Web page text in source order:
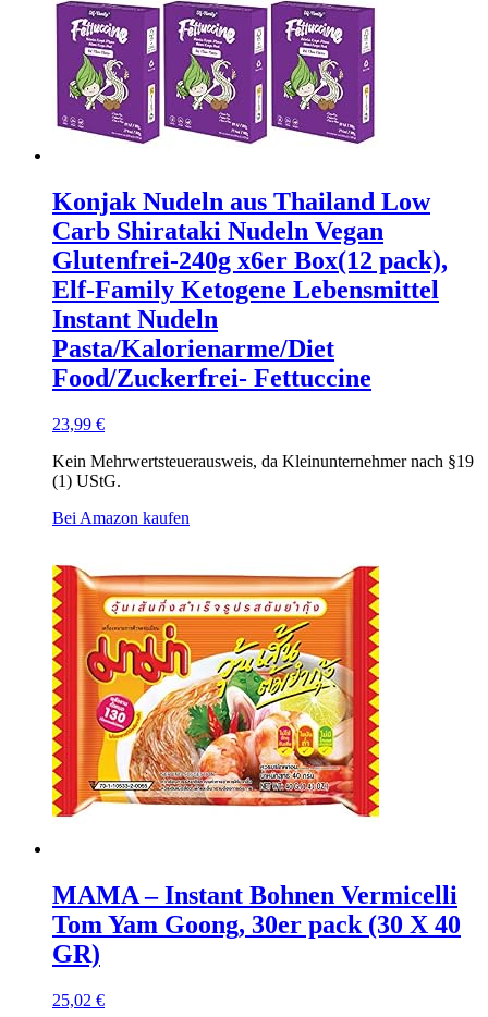
Konjak Nudeln aus Thailand Low
Carb Shirataki Nudeln Vegan
Glutenfrei-240g x6er Box(12 pack),
Elf-Family Ketogene Lebensmittel
Instant Nudeln
Pasta/Kalorienarme/Diet
Food/Zuckerfrei- Fettuccine
23,99 €
Kein Mehrwertsteuerausweis, da Kleinunternehmer nach §19
(1) UStG.
Bei Amazon kaufen
MAMA – Instant Bohnen Vermicelli
Tom Yam Goong, 30er pack (30 X 40
GR)
25,02 €